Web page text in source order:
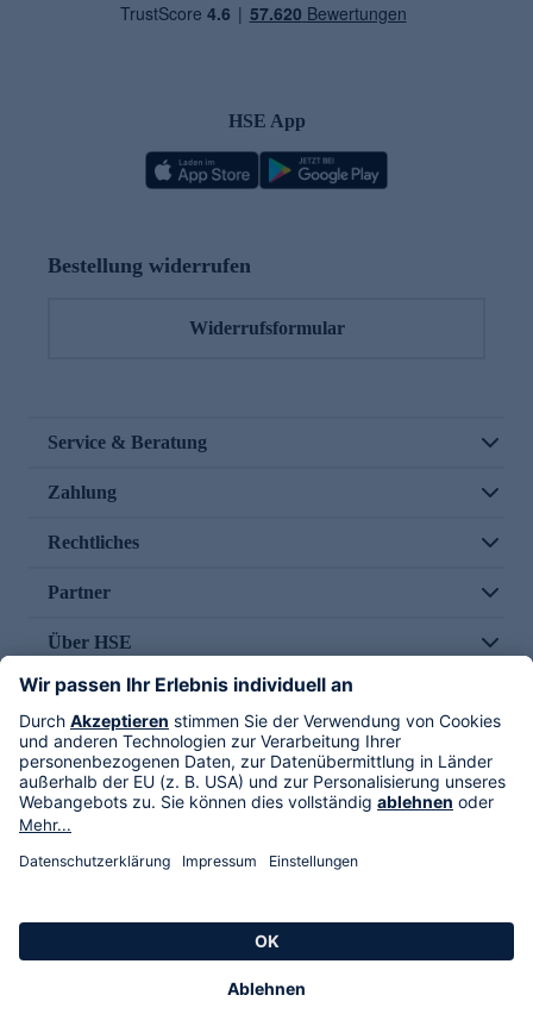
HSE App
Bestellung widerrufen
Widerrufsformular
Service & Beratung
Zahlung
Rechtliches
Partner
Über HSE
Im TV
HSE International